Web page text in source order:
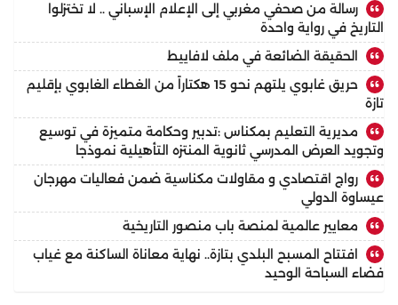
رسالة من صحفي مغربي إلى الإعلام الإسباني .. لا تختزلوا
التاريخ في رواية واحدة
الحقيقة الضائعة في ملف لافاييط
حريق غابوي يلتهم نحو 15 هكتاراً من الغطاء الغابوي بإقليم
تازة
مديرية التعليم بمكناس :تدبير وحكامة متميزة في توسيع
وتجويد العرض المدرسي ثانوية المنتزه التأهيلية نموذجا
رواج اقتصادي و مقاولات مكناسية ضمن فعاليات مهرجان
عيساوة الدولي
معايير عالمية لمنصة باب منصور التاريخية
افتتاح المسبح البلدي بتازة.. نهاية معاناة الساكنة مع غياب
فضاء السباحة الوحيد